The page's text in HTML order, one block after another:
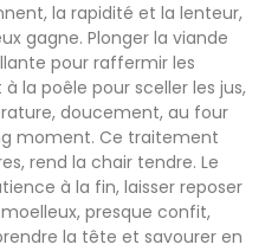
la rapidité et la lenteur,
gagne. Plonger la viande
pour raffermir les
la poêle pour sceller les jus,
doucement, au four
moment. Ce traitement
rend la chair tendre. Le
à la fin, laisser reposer
presque confit,
la tête et savourer en